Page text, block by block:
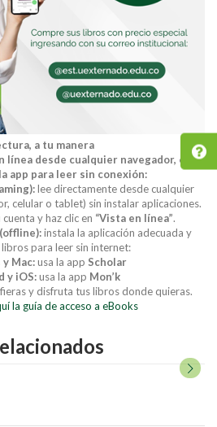
a tu manera
desde cualquier navegador, o
app para leer sin conexión:
lee directamente desde cualquier
celular o tablet) sin instalar aplicaciones.
y haz clic en “Vista en línea”.
instala la aplicación adecuada y
para leer sin internet:
Mac:usa la app Scholar
y iOS:usa la app Mon’k
y disfruta tus libros donde quieras.
la guía de acceso a eBooks